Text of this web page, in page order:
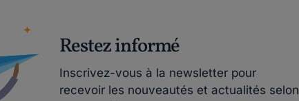
Restez informé
Inscrivez-vous à la newsletter pour
recevoir les nouveautés et actualités selon